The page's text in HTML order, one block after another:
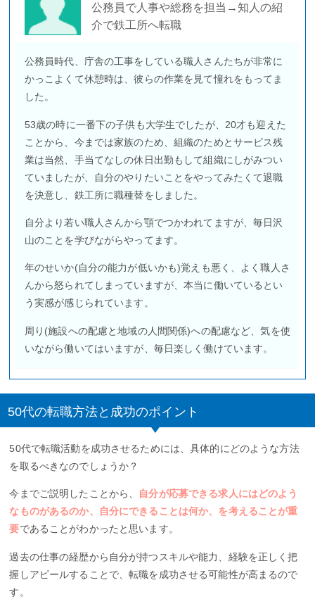
公務員で人事や総務を担当→知人の紹
介で鉄工所へ転職
公務員時代、庁舎の工事をしている職人さんたちが非常に
かっこよくて休憩時は、彼らの作業を見て憧れをもってま
した。
53歳の時に一番下の子供も大学生でしたが、20才も迎えた
ことから、今までは家族のため、組織のためとサービス残
業は当然、手当てなしの休日出勤もして組織にしがみつい
ていましたが、自分のやりたいことをやってみたくて退職
を決意し、鉄工所に職種替をしました。
自分より若い職人さんから顎でつかわれてますが、毎日沢
山のことを学びながらやってます。
年のせいか(自分の能力が低いかも)覚えも悪く、よく職人さ
んから怒られてしまっていますが、本当に働いているとい
う実感が感じられています。
周り(施設への配慮と地域の人間関係)への配慮など、気を使
いながら働いてはいますが、毎日楽しく働けています。
50代の転職方法と成功のポイント
50代で転職活動を成功させるためには、具体的にどのような方法
を取るべきなのでしょうか？
今までご説明したことから、
自分が応募できる求人にはどのよう
なものがあるのか、自分にできることは何か、を考えることが重
要であることがわかったと思います。
過去の仕事の経歴から自分が持つスキルや能力、経験を正しく把
握しアピールすることで、転職を成功させる可能性が高まるので
す。